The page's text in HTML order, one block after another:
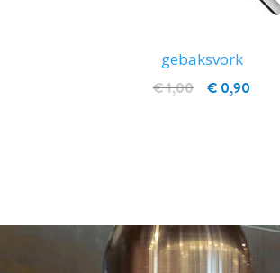
gebaksvork
€ 0,90
€ 1,00